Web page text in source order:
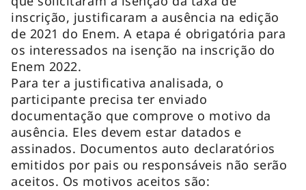
inscrição, justificaram a ausência na edição
de 2021 do Enem. A etapa é obrigatória para
os interessados na isenção na inscrição do
Enem 2022.
Para ter a justificativa analisada, o
participante precisa ter enviado
documentação que comprove o motivo da
ausência. Eles devem estar datados e
assinados. Documentos auto declaratórios
emitidos por pais ou responsáveis não serão
aceitos. Os motivos aceitos são: